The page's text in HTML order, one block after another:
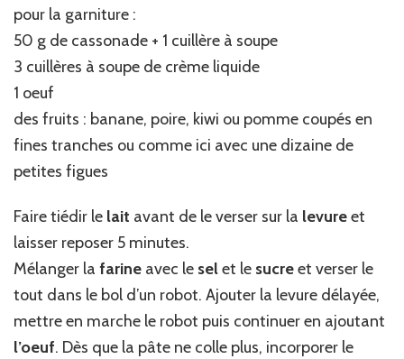
pour la garniture :
50 g de cassonade + 1 cuillère à soupe
3 cuillères à soupe de crème liquide
1 oeuf
des fruits : banane, poire, kiwi ou pomme coupés en
fines tranches ou comme ici avec une dizaine de
petites figues
Faire tiédir le lait avant de le verser sur la levureet
laisser reposer 5 minutes.
Mélanger la farine avec le selet le sucreet verser le
tout dans le bol d’un robot. Ajouter la levure délayée,
mettre en marche le robot puis continuer en ajoutant
l’oeuf. Dès que la pâte ne colle plus, incorporer le